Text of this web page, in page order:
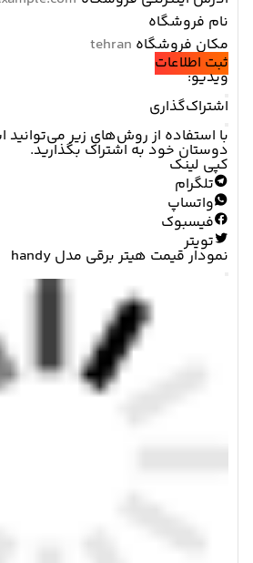
نام فروشگاه
مکان فروشگاه
ثبت اطلاعات
ویدیو:
اشتراک‌گذاری
با استفاده از روش‌های زیر می‌توانید
دوستان خود به اشتراک بگذارید.
کپی لینک
تلگرام
واتساپ
فیسبوک
تویتر
نمودار قیمت هیتر برقی مدل handy